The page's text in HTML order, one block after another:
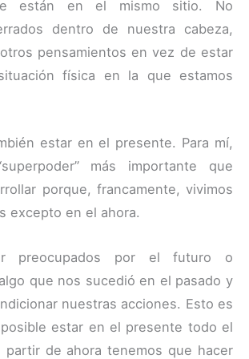
están en el mismo sitio. No
dentro de nuestra cabeza,
pensamientos en vez de estar
física en la que estamos
estar en el presente. Para mí,
más importante que
porque, francamente, vivimos
excepto en el ahora.
preocupados por el futuro o
que nos sucedió en el pasado y
nuestras acciones. Esto es
estar en el presente todo el
partir de ahora tenemos que hacer